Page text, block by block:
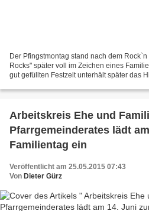
Der Pfingstmontag stand nach dem
Rocks" später voll im Zeichen eines
gut gefüllten Festzelt unterhält später das
Arbeitskreis Ehe und Familie
Pfarrgemeinderates lädt
Familientag ein
Veröffentlicht am 25.05.2015 07:43
Von Dieter Gürz